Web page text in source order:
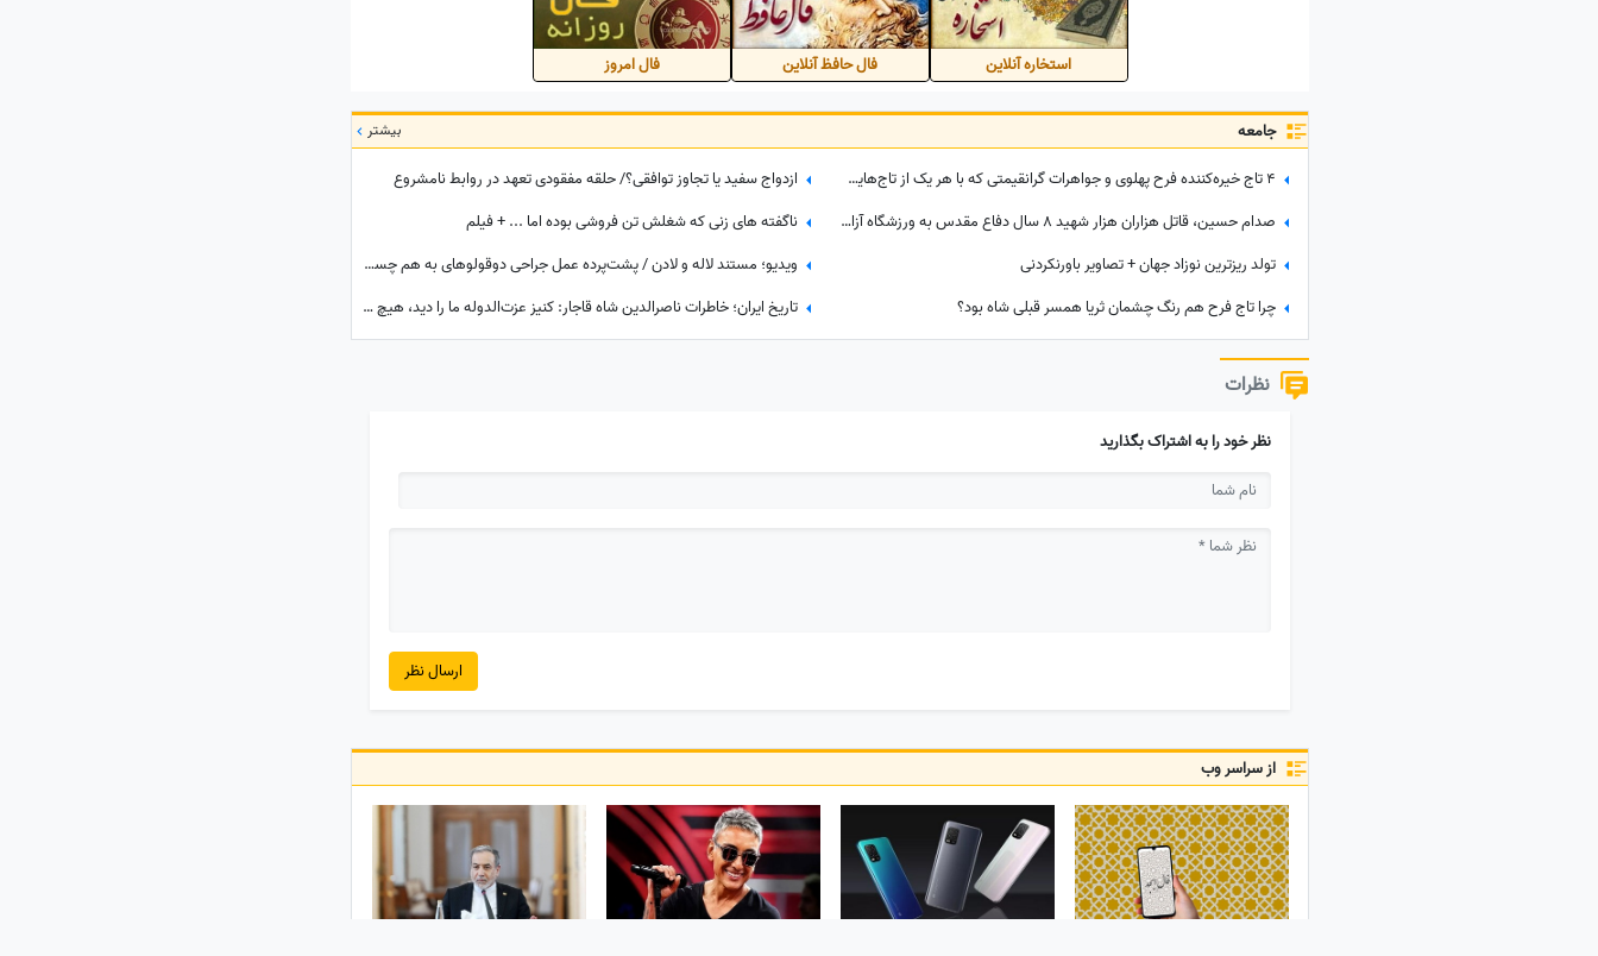
استخاره آنلاین فال حافظ آنلاین فال امروز
جامعه بیشتر
4 تاج خیره‌کننده فرح پهلوی و جواهرات گرانقیمتی که با هر یک از تاج‌هایش ست میکرد/ لاکچری‌بازی‌های بیخودی که ثروت ایران را به باد داد
ازدواج سفید یا تجاوز توافقی؟/ حلقه مفقودی تعهد در روابط نامشروع
صدام حسین، قاتل هزاران هزار شهید 8 سال دفاع مقدس به ورزشگاه آزادی تهران آمد!/ یه جو عقل هم چیز خوبیه که بعضیا ندارن!+ عکس
ناگفته های زنی که شغلش تن فروشی بوده اما ... + فیلم
تولد ریزترین نوزاد جهان + تصاویر باورنکردنی
ویدیو؛ مستند لاله و لادن / پشت‌پرده عمل جراحی دوقولوهای به هم چسبیده‌ای که هرگز همدیگر را ندیدند!
چرا تاج فرح هم رنگ چشمان ثریا همسر قبلی شاه بود؟
تاریخ ایران؛ خاطرات ناصرالدین شاه قاجار: کنیز عزت‌الدوله ما را دید، هیچ رو نمی‌گرفت، بسیار خجالت کشیدیم و...
نظرات
نظر خود را به اشتراک بگذارید
ارسال نظر
از سراسر وب